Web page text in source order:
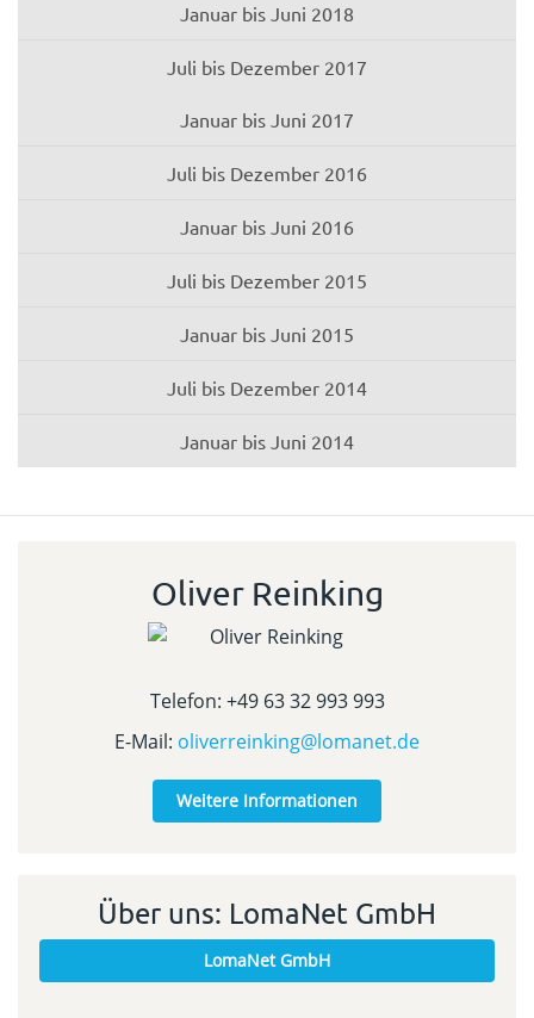
Januar bis Juni 2018
Juli bis Dezember 2017
Januar bis Juni 2017
Juli bis Dezember 2016
Januar bis Juni 2016
Juli bis Dezember 2015
Januar bis Juni 2015
Juli bis Dezember 2014
Januar bis Juni 2014
Oliver Reinking
Telefon: +49 63 32 993 993
E-Mail: oliverreinking@lomanet.de
Weitere Informationen
Über uns: LomaNet GmbH
LomaNet GmbH